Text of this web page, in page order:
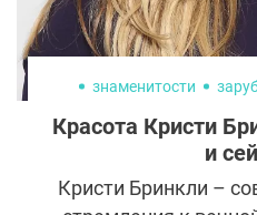
знаменитости
Красота Кристи
и
Кристи Бринкли –